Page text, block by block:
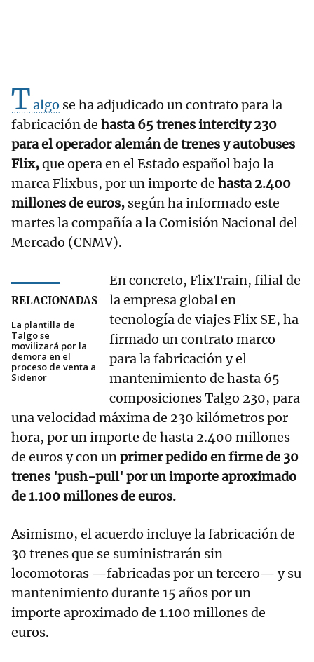
Talgo se ha adjudicado un contrato para la
fabricación de hasta 65 trenes intercity 230
para el operador alemán de trenes y autobuses
Flix,que opera en el Estado español bajo la
marca Flixbus, por un importe de hasta 2.400
millones de euros, según ha informado este
martes la compañía a la Comisión Nacional del
Mercado (CNMV).
RELACIONADAS
La plantilla de
Talgo se
movilizará por la
demora en el
proceso de venta a
Sidenor
En concreto, FlixTrain, filial de
la empresa global en
tecnología de viajes Flix SE, ha
firmado un contrato marco
para la fabricación y el
mantenimiento de hasta 65
composiciones Talgo 230, para
una velocidad máxima de 230 kilómetros por
hora, por un importe de hasta 2.400 millones
de euros y con unprimer pedido en firme de 30
trenes 'push-pull' por un importe aproximado
de 1.100 millones de euros.
Asimismo, el acuerdo incluye la fabricación de
30 trenes que se suministrarán sin
locomotoras —fabricadas por un tercero— y su
mantenimiento durante 15 años por un
importe aproximado de 1.100 millones de
euros.